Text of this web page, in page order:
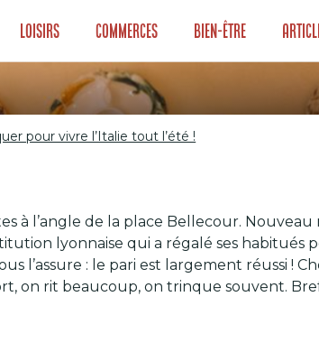
Loisirs Commerces Bien-être
pas
pour vivre l’Italie tout l’été !
à l’angle de la place Bellecour.
lyonnaise qui a régalé ses habitués
l’assure : le pari est largement réussi !
on rit beaucoup, on trinque souvent.